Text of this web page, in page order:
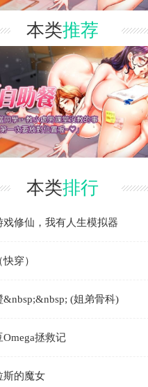
本类推荐
本类排行
戏修仙，我有人生模拟器
穿）
&nbsp;&nbsp; (姐弟骨科)
Omega拯救记
斯的魔女